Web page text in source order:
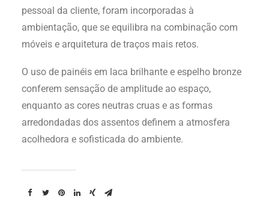
pessoal da cliente, foram incorporadas à
ambientação, que se equilibra na combinação com
móveis e arquitetura de traços mais retos.
O uso de painéis em laca brilhante e espelho bronze
conferem sensação de amplitude ao espaço,
enquanto as cores neutras cruas e as formas
arredondadas dos assentos definem a atmosfera
acolhedora e sofisticada do ambiente.